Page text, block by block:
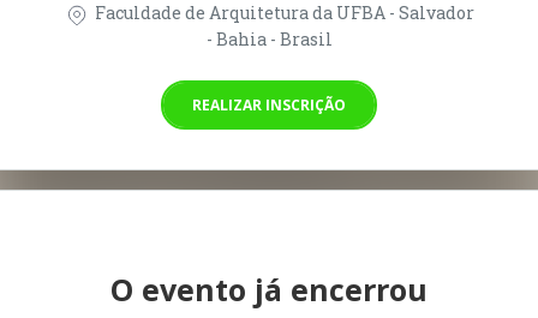
Faculdade de Arquitetura da UFBA - Salvador
- Bahia - Brasil
REALIZAR INSCRIÇÃO
O evento já encerrou